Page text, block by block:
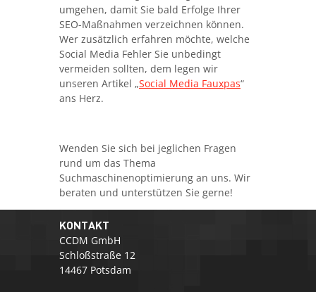
umgehen, damit Sie bald Erfolge Ihrer
SEO-Maßnahmen verzeichnen können.
Wer zusätzlich erfahren möchte, welche
Social Media Fehler Sie unbedingt
vermeiden sollten, dem legen wir
unseren Artikel „Social Media Fauxpas“
ans Herz.
Wenden Sie sich bei jeglichen Fragen
rund um das Thema
Suchmaschinenoptimierung an uns. Wir
beraten und unterstützen Sie gerne!
KONTAKT
CCDM GmbH
Schloßstraße 12
14467 Potsdam